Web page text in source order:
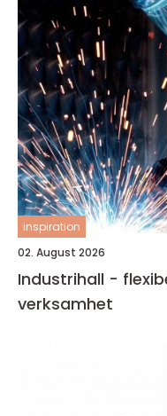
inspiration
02. August 2026
Industrihall -
verksamhet